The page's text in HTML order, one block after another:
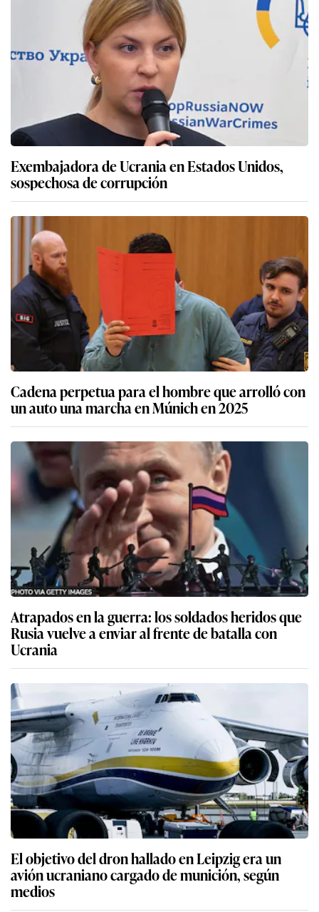
Exembajadora de Ucrania en Estados Unidos,
sospechosa de corrupción
Cadena perpetua para el hombre que arrolló con
un auto una marcha en Múnich en 2025
Atrapados en la guerra: los soldados heridos que
Rusia vuelve a enviar al frente de batalla con
Ucrania
El objetivo del dron hallado en Leipzig era un
avión ucraniano cargado de munición, según
medios